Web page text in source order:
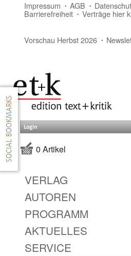
Impressum AGB
Barrierefreiheit Verträge hier
Vorschau Herbst 2026
Login
0 Artikel
VERLAG
AUTOREN
PROGRAMM
AKTUELLES
SERVICE